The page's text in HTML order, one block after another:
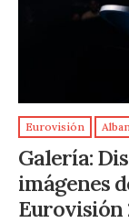
Eurovisión
Galería:
imágenes
Eurovisión